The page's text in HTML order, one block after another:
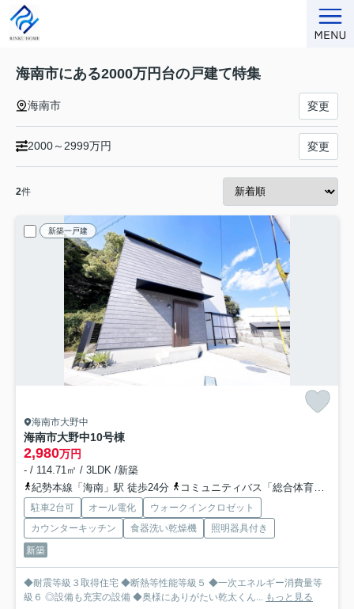
海南市にある2000万円台の戸建て特集
海南市 変更
2000～2999万円 変更
2件
新築一戸建
海南市大野中
海南市大野中10号棟
2,980万円
- / 114.71㎡ / 3LDK /新築
紀勢本線「海南」駅 徒歩24分
コミュニティバス「総合体育館前」バス停下車 徒歩3分
駐車2台可 オール電化
ウォークインクロゼット
カウンターキッチン
食器洗い乾燥機
照明器具付き
新築
◆耐震等級３取得住宅 ◆断熱等性能等級５ ◆一次エネルギー消費量等
級６ ◎設備も充実の設備 ◆奥様にありがたい乾太くん...
もっと見る